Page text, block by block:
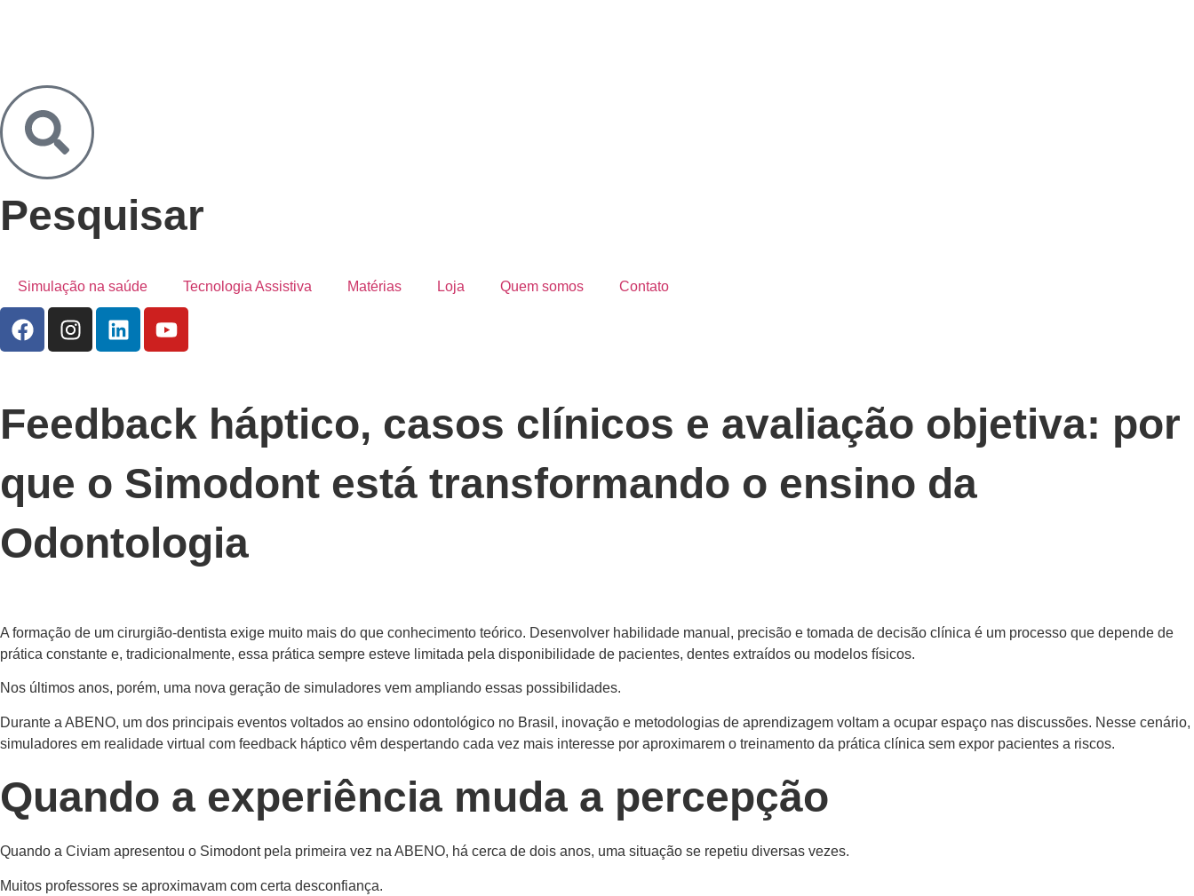
Pesquisar
Simulação na saúde Tecnologia Assistiva Matérias Loja Quem somos Contato
Feedback háptico, casos clínicos e avaliação objetiva: por
que o Simodont está transformando o ensino da
Odontologia
A formação de um cirurgião-dentista exige muito mais do que conhecimento teórico. Desenvolver habilidade manual, precisão e tomada de decisão clínica é um processo que depende de
prática constante e, tradicionalmente, essa prática sempre esteve limitada pela disponibilidade de pacientes, dentes extraídos ou modelos físicos.
Nos últimos anos, porém, uma nova geração de simuladores vem ampliando essas possibilidades.
Durante a ABENO, um dos principais eventos voltados ao ensino odontológico no Brasil, inovação e metodologias de aprendizagem voltam a ocupar espaço nas discussões. Nesse cenário,
simuladores em realidade virtual com feedback háptico vêm despertando cada vez mais interesse por aproximarem o treinamento da prática clínica sem expor pacientes a riscos.
Quando a experiência muda a percepção
Quando a Civiam apresentou o Simodont pela primeira vez na ABENO, há cerca de dois anos, uma situação se repetiu diversas vezes.
Muitos professores se aproximavam com certa desconfiança.